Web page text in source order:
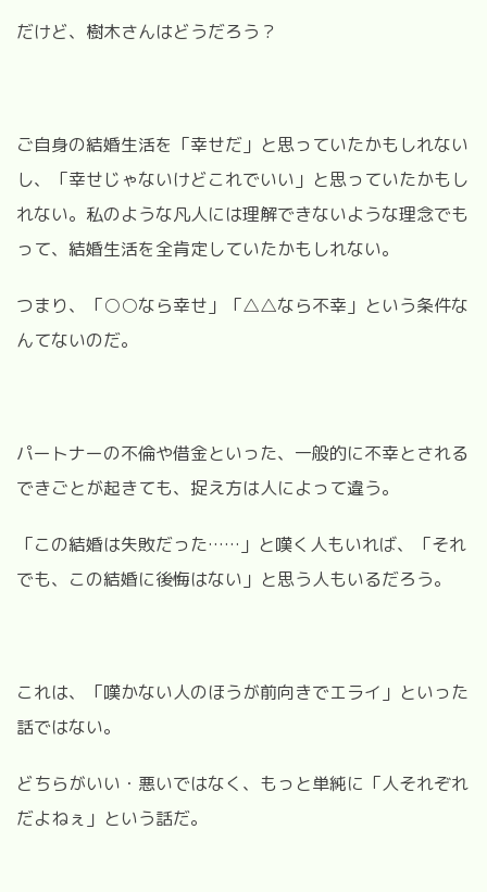
だけど、樹木さんはどうだろう？
ご自身の結婚生活を「幸せだ」と思っていたかもしれない
し、「幸せじゃないけどこれでいい」と思っていたかもし
れない。私のような凡人には理解できないような理念でも
って、結婚生活を全肯定していたかもしれない。
つまり、「○○なら幸せ」「△△なら不幸」という条件な
んてないのだ。
パートナーの不倫や借金といった、一般的に不幸とされる
できごとが起きても、捉え方は人によって違う。
「この結婚は失敗だった……」と嘆く人もいれば、「それ
でも、この結婚に後悔はない」と思う人もいるだろう。
これは、「嘆かない人のほうが前向きでエライ」といった
話ではない。
どちらがいい・悪いではなく、もっと単純に「人それぞれ
だよねぇ」という話だ。